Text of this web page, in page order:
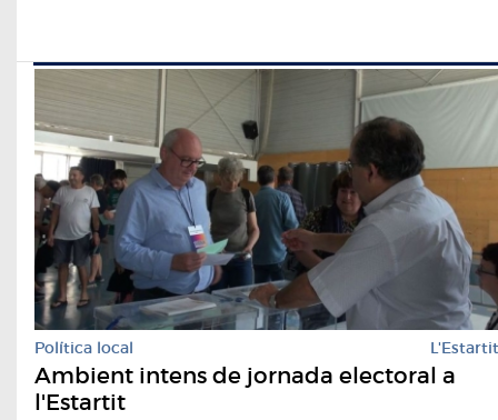
Política local L'Estartit
Ambient intens de jornada electoral a
l'Estartit